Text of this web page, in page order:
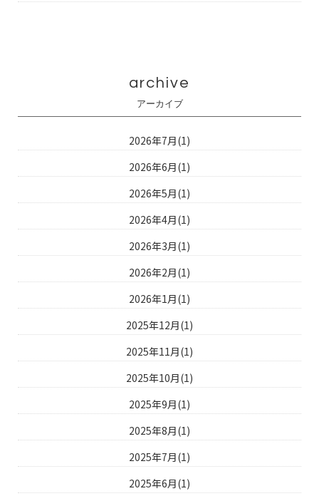
archive
アーカイブ
2026年7月(1)
2026年6月(1)
2026年5月(1)
2026年4月(1)
2026年3月(1)
2026年2月(1)
2026年1月(1)
2025年12月(1)
2025年11月(1)
2025年10月(1)
2025年9月(1)
2025年8月(1)
2025年7月(1)
2025年6月(1)